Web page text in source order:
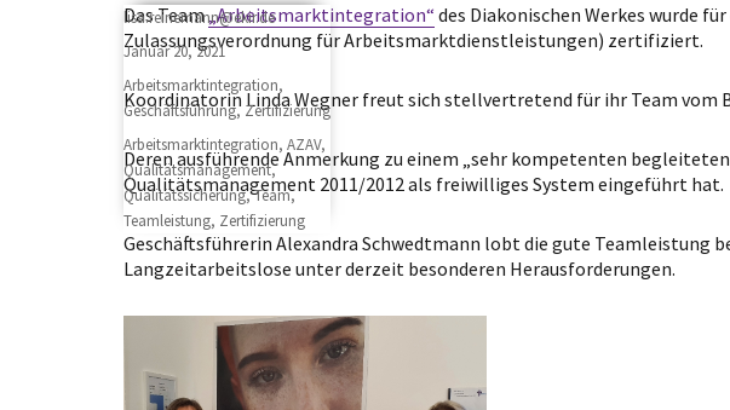
Das Team„Arbeitsmarktintegration“ des Diakonischen Werkes wurde
Zulassungsverordnung für Arbeitsmarktdienstleistungen) zertifiziert.
Koordinatorin Linda Wegner freut sich stellvertretend für ihr Team vom
Deren ausführende Anmerkung zu einem „sehr kompetenten
Qualitätsmanagement 2011/2012 als freiwilliges System eingeführt hat.
Geschäftsführerin Alexandra Schwedtmann lobt die gute Teamleistung
Langzeitarbeitslose unter derzeit besonderen Herausforderungen.
Author
lisa.reinemann@ekir.de
Posted
on
Januar 20, 2021
Categories
Arbeitsmarktintegration,
Geschäftsführung, Zertifizierung
Tags
Arbeitsmarktintegration, AZAV,
Qualitätsmanagement,
Qualitätssicherung,Team,
Teamleistung, Zertifizierung